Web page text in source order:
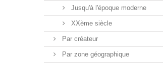
Jusqu'à l'époque moderne
XXème siècle
Par créateur
Par zone géographique